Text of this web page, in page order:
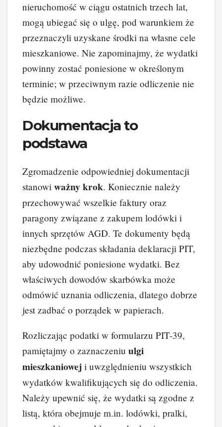
nieruchomość w ciągu ostatnich trzech lat,
mogą ubiegać się o ulgę, pod warunkiem że
przeznaczyli uzyskane środki na własne cele
mieszkaniowe. Nie zapominajmy, że wydatki
powinny zostać poniesione w określonym
terminie; w przeciwnym razie odliczenie nie
będzie możliwe.
Dokumentacja to
podstawa
Zgromadzenie odpowiedniej dokumentacji
stanowi ważny krok. Koniecznie należy
przechowywać wszelkie faktury oraz
paragony związane z zakupem lodówki i
innych sprzętów AGD. Te dokumenty będą
niezbędne podczas składania deklaracji PIT,
aby udowodnić poniesione wydatki. Bez
właściwych dowodów skarbówka może
odmówić uznania odliczenia, dlatego dobrze
jest zadbać o porządek w papierach.
Rozliczając podatki w formularzu PIT-39,
pamiętajmy o zaznaczeniu ulgi
mieszkaniowej i uwzględnieniu wszystkich
wydatków kwalifikujących się do odliczenia.
Należy upewnić się, że wydatki są zgodne z
listą, która obejmuje m.in. lodówki, pralki,